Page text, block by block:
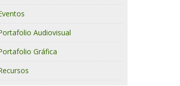
Audiovisual
Gráfica